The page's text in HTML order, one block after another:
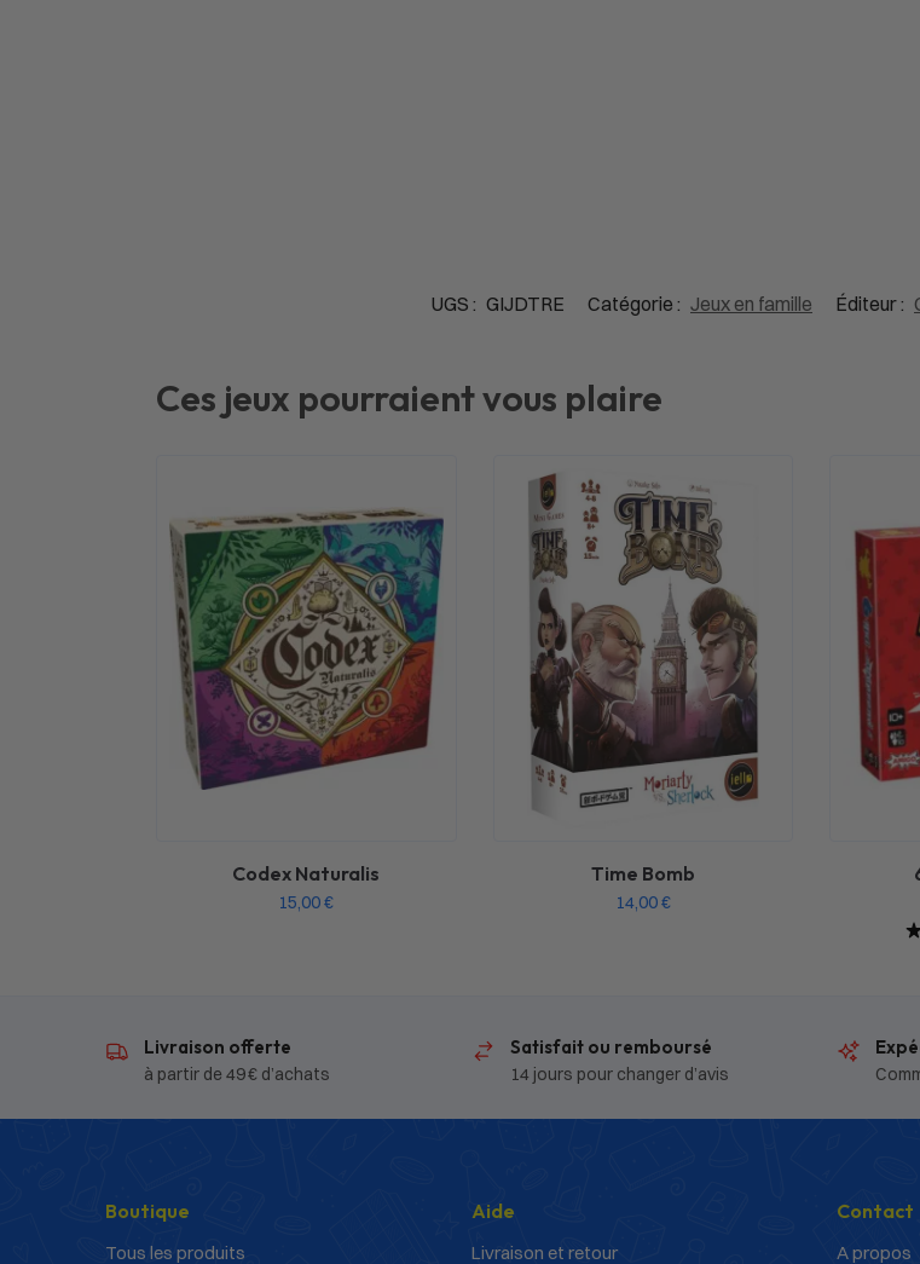
UGS : GIJDTRE Catégorie : Jeux en famille Éditeur :
Ces jeux pourraient vous plaire
Codex Naturalis
15,00€
Time Bomb
14,00€
Livraison offerte
à partir de 49 € d’achats
Satisfait ou remboursé
14 jours pour changer d’avis
Boutique
Tous les produits
Aide
Livraison et retour
Contact
A propos